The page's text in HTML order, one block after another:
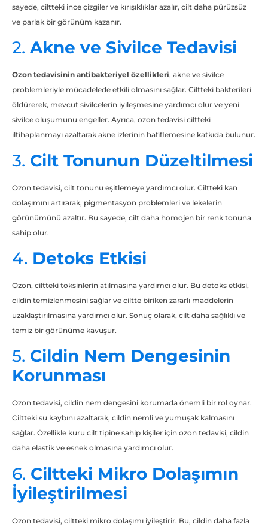
sayede, ciltteki ince çizgiler ve kırışıklıklar azalır, cilt daha pürüzsüz
ve parlak bir görünüm kazanır.
2. Akne ve Sivilce Tedavisi
Ozon tedavisinin antibakteriyel özellikleri, akne ve sivilce
problemleriyle mücadelede etkili olmasını sağlar. Ciltteki bakterileri
öldürerek, mevcut sivilcelerin iyileşmesine yardımcı olur ve yeni
sivilce oluşumunu engeller. Ayrıca, ozon tedavisi ciltteki
iltihaplanmayı azaltarak akne izlerinin hafiflemesine katkıda bulunur.
3. Cilt Tonunun Düzeltilmesi
Ozon tedavisi, cilt tonunu eşitlemeye yardımcı olur. Ciltteki kan
dolaşımını artırarak, pigmentasyon problemleri ve lekelerin
görünümünü azaltır. Bu sayede, cilt daha homojen bir renk tonuna
sahip olur.
4. Detoks Etkisi
Ozon, ciltteki toksinlerin atılmasına yardımcı olur. Bu detoks etkisi,
cildin temizlenmesini sağlar ve ciltte biriken zararlı maddelerin
uzaklaştırılmasına yardımcı olur. Sonuç olarak, cilt daha sağlıklı ve
temiz bir görünüme kavuşur.
5. Cildin Nem Dengesinin
Korunması
Ozon tedavisi, cildin nem dengesini korumada önemli bir rol oynar.
Ciltteki su kaybını azaltarak, cildin nemli ve yumuşak kalmasını
sağlar. Özellikle kuru cilt tipine sahip kişiler için ozon tedavisi, cildin
daha elastik ve esnek olmasına yardımcı olur.
6. Ciltteki Mikro Dolaşımın
İyileştirilmesi
Ozon tedavisi, ciltteki mikro dolaşımı iyileştirir. Bu, cildin daha fazla